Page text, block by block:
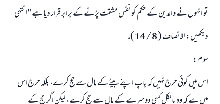
تو انہوں نے والدين كے حكم كو نفس مشقت پڑنے كے برابر قرار ديا ہے " انتہى
ديكھيں: الانصاف ( 8 / 14 ).
سوم:
اس ميں كوئى حرج نہيں كہ باپ اپنے بيٹے كے مال سےحج كرے، بلكہ حرج اس